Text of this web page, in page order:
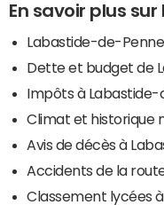
En savoir plus
Labastide-de-Penne
Dette et budget de
Impôts à
Climat et historique
Avis de décès à
Accidents de la
Classement lycées